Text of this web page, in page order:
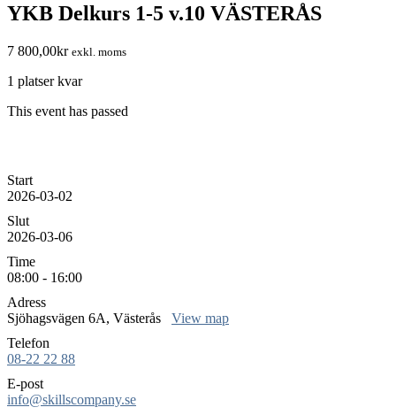
YKB Delkurs 1-5 v.10 VÄSTERÅS
7 800,00kr exkl. moms
1 platser kvar
This event has passed
Start
2026-03-02
Slut
2026-03-06
Time
08:00 - 16:00
Adress
Sjöhagsvägen 6A, Västerås View map
Telefon
08-22 22 88
E-post
info@skillscompany.se